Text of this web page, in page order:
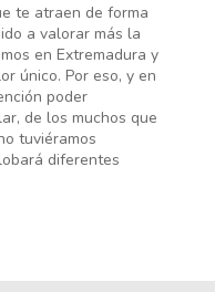
te atraen de forma
a valorar más la
en Extremadura y
único. Por eso, y en
poder
de los muchos que
tuviéramos
diferentes